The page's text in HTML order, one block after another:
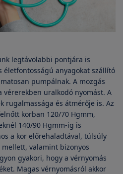
legtávolabbi pontjára is
életfontosságú anyagokat szállító
pumpálnak. A mozgás
uralkodó nyomást. A
rugalmassága és átmérője is. Az
korban 120/70 Hgmm,
140/90 Hgmm-ig is
a kor előrehaladtával, túlsúly
valamint bizonyos
gyakori, hogy a vérnyomás
Magas vérnyomásról akkor